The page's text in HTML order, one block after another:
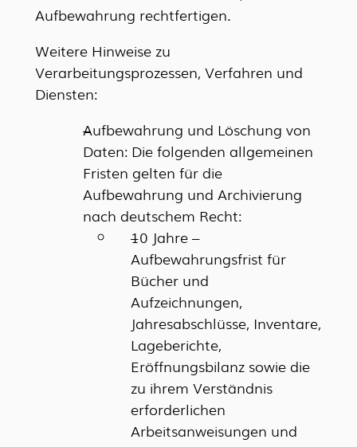
Aufbewahrung rechtfertigen.
Weitere Hinweise zu
Verarbeitungsprozessen, Verfahren und
Diensten:
Aufbewahrung und Löschung von
Daten: Die folgenden allgemeinen
Fristen gelten für die
Aufbewahrung und Archivierung
nach deutschem Recht:
10 Jahre –
Aufbewahrungsfrist für
Bücher und
Aufzeichnungen,
Jahresabschlüsse, Inventare,
Lageberichte,
Eröffnungsbilanz sowie die
zu ihrem Verständnis
erforderlichen
Arbeitsanweisungen und